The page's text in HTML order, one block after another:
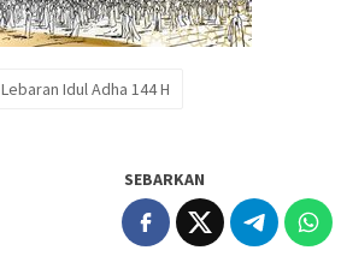
Lebaran Idul Adha 144 H
SEBARKAN